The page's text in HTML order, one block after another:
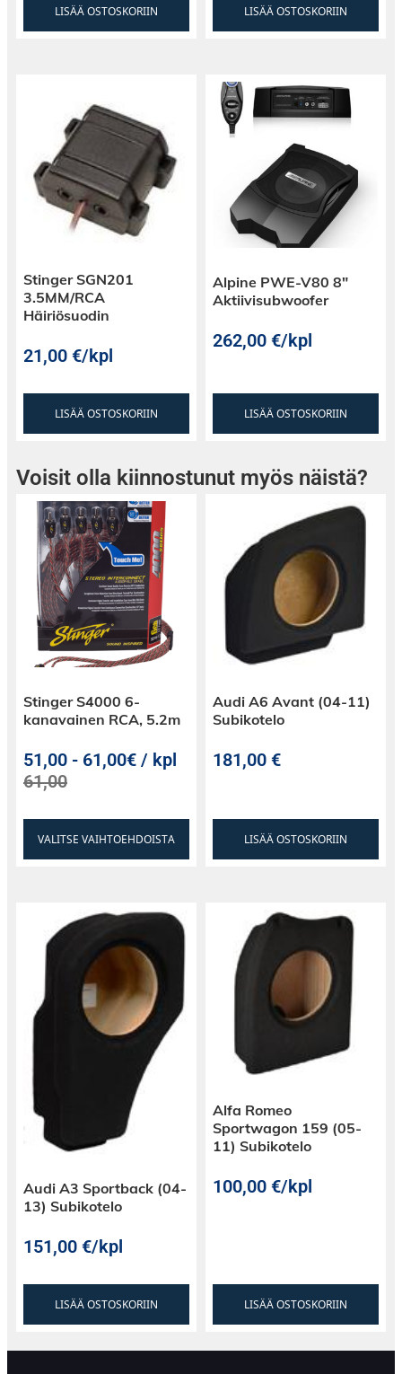
LISÄÄ OSTOSKORIIN LISÄÄ OSTOSKORIIN
Stinger SGN201
3.5MM/RCA
Häiriösuodin
21,00€/kpl
LISÄÄ OSTOSKORIIN
Alpine PWE-V80 8″
Aktiivisubwoofer
262,00€/kpl
LISÄÄ OSTOSKORIIN
Voisit olla kiinnostunut myös näistä?
Stinger S4000 6-
kanavainen RCA, 5.2m
51,00 - 61,00€ / kpl
61,00
VALITSE VAIHTOEHDOISTA
Audi A6 Avant (04-11)
Subikotelo
181,00€
LISÄÄ OSTOSKORIIN
Audi A3 Sportback (04-
13) Subikotelo
151,00€/kpl
LISÄÄ OSTOSKORIIN
Alfa Romeo
Sportwagon 159 (05-
11) Subikotelo
100,00€/kpl
LISÄÄ OSTOSKORIIN